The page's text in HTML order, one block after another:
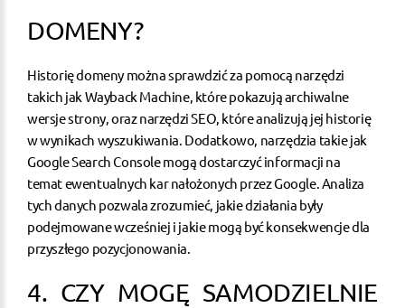
DOMENY?
Historię domeny można sprawdzić za pomocą narzędzi
takich jak Wayback Machine, które pokazują archiwalne
wersje strony, oraz narzędzi SEO, które analizują jej historię
w wynikach wyszukiwania. Dodatkowo, narzędzia takie jak
Google Search Console mogą dostarczyć informacji na
temat ewentualnych kar nałożonych przez Google. Analiza
tych danych pozwala zrozumieć, jakie działania były
podejmowane wcześniej i jakie mogą być konsekwencje dla
przyszłego pozycjonowania.
4. CZY MOGĘ SAMODZIELNIE